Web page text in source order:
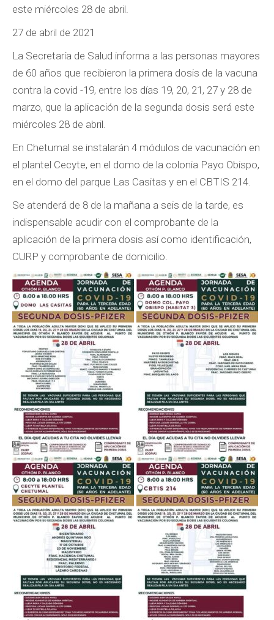
este miércoles 28 de abril.
27 de abril de 2021
La Secretaría de Salud informa a las personas mayores
de 60 años que recibieron la primera dosis de la vacuna
contra la covid -19, entre los días 19, 20, 21, 27 y 28 de
marzo, que la aplicación de la segunda dosis será este
miércoles 28 de abril.
En Chetumal se instalarán 4 módulos de vacunación en
el plantel Cecyte, en el domo de la colonia Payo Obispo,
en el domo del parque Las Casitas y en el CBTIS 214.
Se atenderá de 8 de la mañana a seis de la tarde, es
indispensable acudir con el comprobante de la
aplicación de la primera dosis así como identificación,
CURP y comprobante de domicilio.